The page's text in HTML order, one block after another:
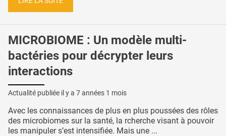
MICROBIOME : Un modèle multi-
bactéries pour décrypter leurs
interactions
Actualité publiée il y a 7 années 1 mois
Avec les connaissances de plus en plus poussées des rôles
des microbiomes sur la santé, la rcherche visant à pouvoir
les manipuler s’est intensifiée. Mais une ...